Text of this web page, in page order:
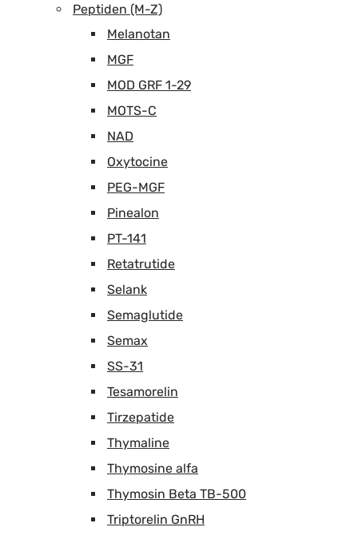
Peptiden (M-Z)
Melanotan
MGF
MOD GRF 1-29
MOTS-C
NAD
Oxytocine
PEG-MGF
Pinealon
PT-141
Retatrutide
Selank
Semaglutide
Semax
SS-31
Tesamorelin
Tirzepatide
Thymaline
Thymosine alfa
Thymosin Beta TB-500
Triptorelin GnRH